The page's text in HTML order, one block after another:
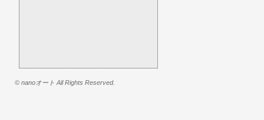
© nanoオート All Rights Reserved.